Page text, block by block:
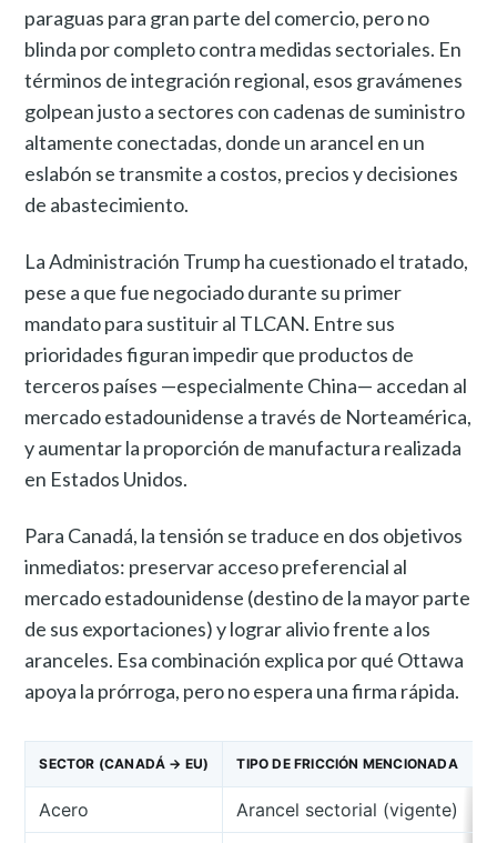
paraguas para gran parte del comercio, pero no
blinda por completo contra medidas sectoriales. En
términos de integración regional, esos gravámenes
golpean justo a sectores con cadenas de suministro
altamente conectadas, donde un arancel en un
eslabón se transmite a costos, precios y decisiones
de abastecimiento.
La Administración Trump ha cuestionado el tratado,
pese a que fue negociado durante su primer
mandato para sustituir al TLCAN. Entre sus
prioridades figuran impedir que productos de
terceros países —especialmente China— accedan al
mercado estadounidense a través de Norteamérica,
y aumentar la proporción de manufactura realizada
en Estados Unidos.
Para Canadá, la tensión se traduce en dos objetivos
inmediatos: preservar acceso preferencial al
mercado estadounidense (destino de la mayor parte
de sus exportaciones) y lograr alivio frente a los
aranceles. Esa combinación explica por qué Ottawa
apoya la prórroga, pero no espera una firma rápida.
SECTOR (CANADÁ → EU) TIPO DE FRICCIÓN MENCIONADA
Acero Arancel sectorial (vigente)